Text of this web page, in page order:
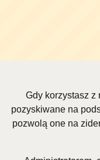
Gdy korzystasz z
pozyskiwane na
pozwolą one na